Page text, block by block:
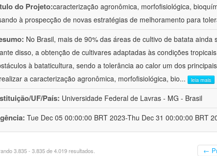
do Projeto:caracterização agronômica, morfofisiológica,
à prospecção de novas estratégias de melhoramento para
No Brasil, mais de 90% das áreas de cultivo de batata
disso, a obtenção de cultivares adaptadas às condições
à bataticultura, sendo a tolerância ao calor um dos
a caracterização agronômica, morfofisiológica, bio... leia mais
UF/País: Universidade Federal de Lavras - MG - Brasil
Tue Dec 05 00:00:00 BRT 2023-Thu Dec 31 00:00:00 BRT
3.835 - 3.835 de 4.019 resultados. ←